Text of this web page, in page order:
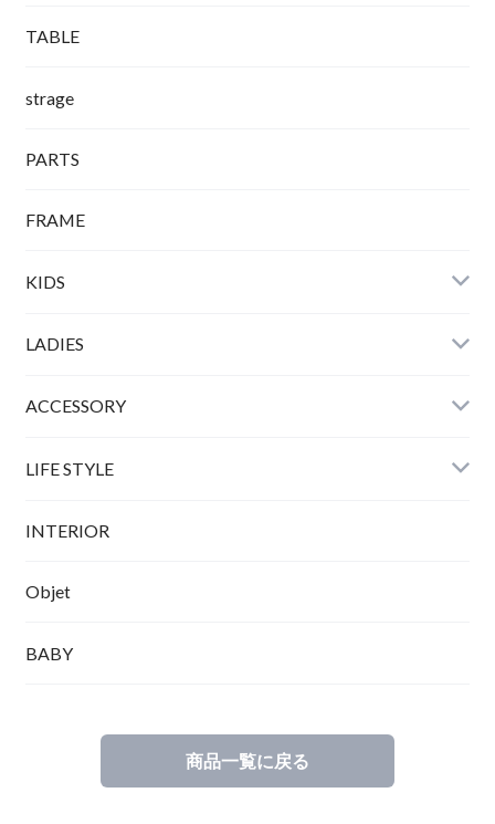
TABLE
strage
PARTS
FRAME
KIDS
LADIES
ACCESSORY
LIFE STYLE
INTERIOR
Objet
BABY
商品一覧に戻る